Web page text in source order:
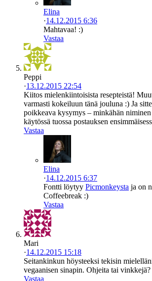
Elina
·14.12.2015 6:36
Mahtavaa! :)
Vastaa
Peppi
·13.12.2015 22:54
Kiitos mielenkiintoisista resepteistä!
varmasti kokeiluun tänä jouluna :) Ja
poikkeava kysymys – minkähän
käytössä tuossa postauksen
Vastaa
Elina
·14.12.2015 6:37
Fontti löytyy Picmonkeysta ja on
Coffeebreak :)
Vastaa
Mari
·14.12.2015 15:18
Seitankinkun höysteeksi tekisin
vegaanisen sinapin. Ohjeita tai vinkkejä?
Vastaa